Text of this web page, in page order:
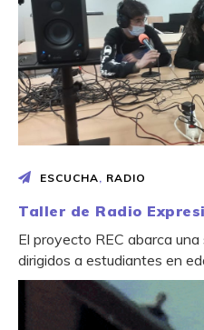
ESCUCHA, RADIO
Taller de Radio
El proyecto REC abarca
dirigidos a estudiantes en